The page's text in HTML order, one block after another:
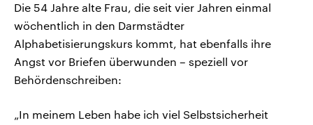
Die 54 Jahre alte Frau, die seit vier Jahren einmal
wöchentlich in den Darmstädter
Alphabetisierungskurs kommt, hat ebenfalls ihre
Angst vor Briefen überwunden – speziell vor
Behördenschreiben:
„In meinem Leben habe ich viel Selbstsicherheit